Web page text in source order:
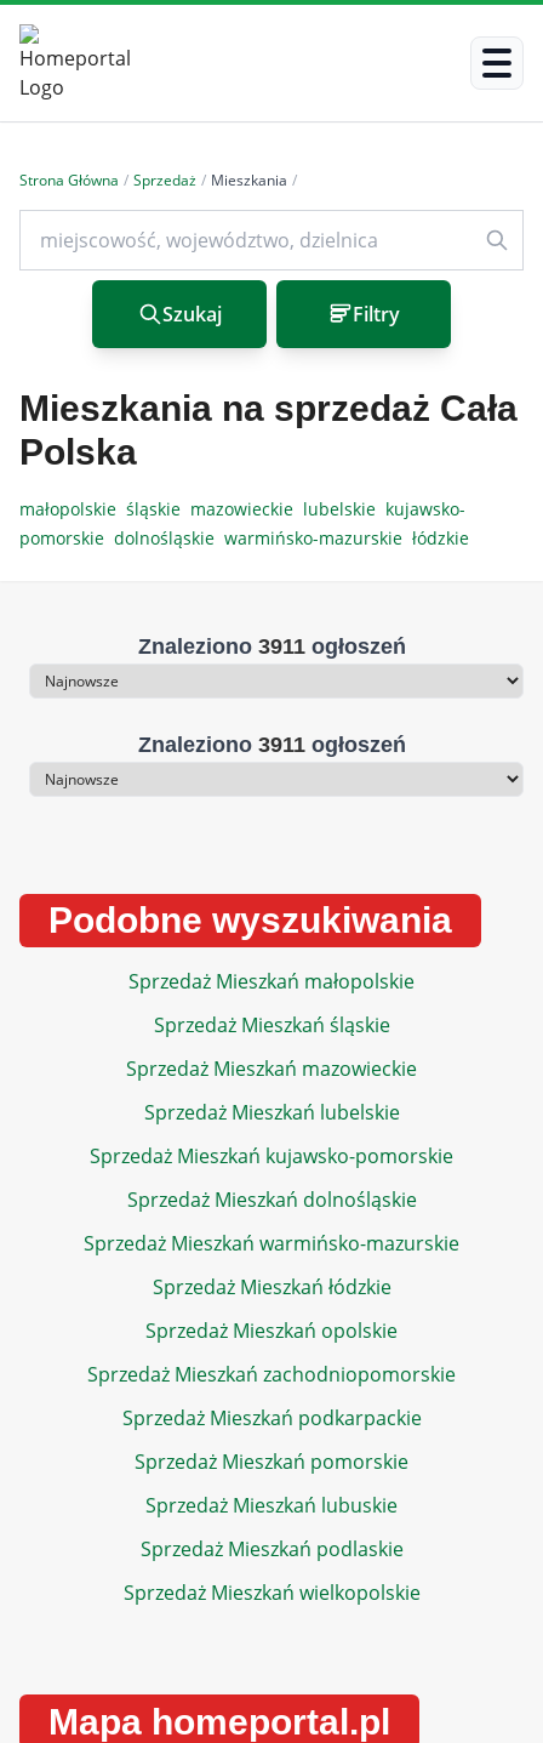
Strona Główna / Sprzedaż / Mieszkania /
Szukaj Filtry
Mieszkania na sprzedaż Cała
Polska
małopolskie śląskie mazowieckie lubelskie kujawsko-
pomorskie dolnośląskie warmińsko-mazurskie łódzkie
Znaleziono 3911ogłoszeń
Sortowanie
Znaleziono 3911ogłoszeń
Sortowanie
Podobne wyszukiwania
Sprzedaż Mieszkań małopolskie
Sprzedaż Mieszkań śląskie
Sprzedaż Mieszkań mazowieckie
Sprzedaż Mieszkań lubelskie
Sprzedaż Mieszkań kujawsko-pomorskie
Sprzedaż Mieszkań dolnośląskie
Sprzedaż Mieszkań warmińsko-mazurskie
Sprzedaż Mieszkań łódzkie
Sprzedaż Mieszkań opolskie
Sprzedaż Mieszkań zachodniopomorskie
Sprzedaż Mieszkań podkarpackie
Sprzedaż Mieszkań pomorskie
Sprzedaż Mieszkań lubuskie
Sprzedaż Mieszkań podlaskie
Sprzedaż Mieszkań wielkopolskie
Mapa homeportal.pl